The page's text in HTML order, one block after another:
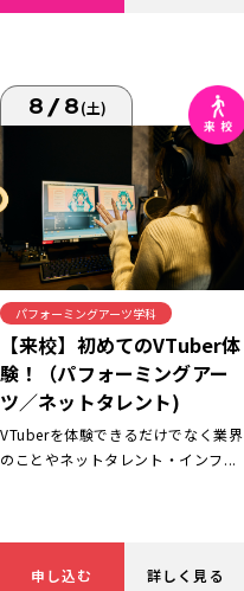
8/8(土)
パフォーミングアーツ学科
【来校】初めてのVTuber体
験！（パフォーミングアー
ツ／ネットタレント)
VTuberを体験できるだけでなく業界
のことやネットタレント・インフ...
申し込む 詳しく見る